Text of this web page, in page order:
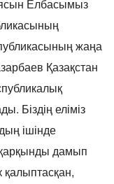
Елбасымыз
жаңа
Қазақстан
Біздің еліміз
ішінде
дамып
қалыптасқан,